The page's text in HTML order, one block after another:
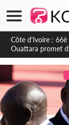
Côte d'Ivoire : À
ivoirien et veut
de la Guinée